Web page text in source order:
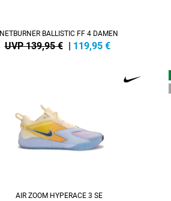
NETBURNER BALLISTIC FF 4 DAMEN
UVP 139,95 € | 119,95 €
AIR ZOOM HYPERACE 3 SE